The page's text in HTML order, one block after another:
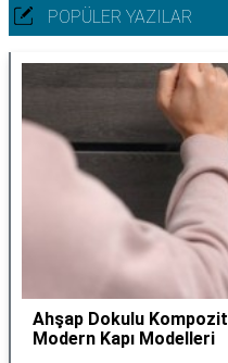
POPÜLER YAZILAR
Ahşap Dokulu
Modern Kapı Modelleri